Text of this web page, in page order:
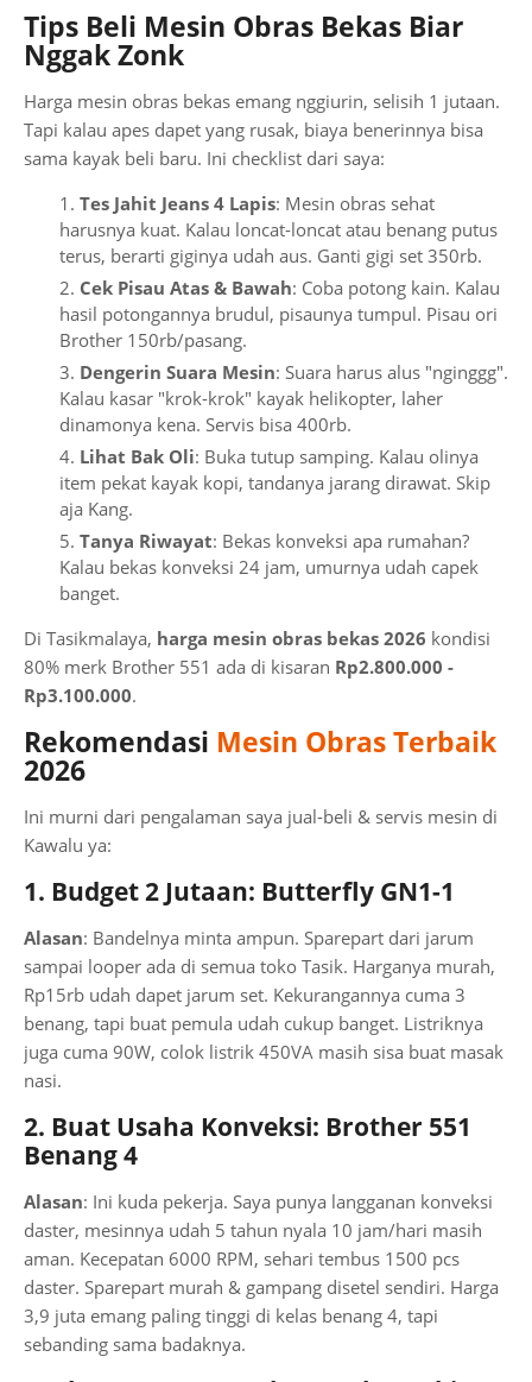
Tips Beli Mesin Obras Bekas Biar
Nggak Zonk
Harga mesin obras bekas emang nggiurin, selisih 1 jutaan.
Tapi kalau apes dapet yang rusak, biaya benerinnya bisa
sama kayak beli baru. Ini checklist dari saya:
Tes Jahit Jeans 4 Lapis: Mesin obras sehat
harusnya kuat. Kalau loncat-loncat atau benang putus
terus, berarti giginya udah aus. Ganti gigi set 350rb.
Cek Pisau Atas & Bawah: Coba potong kain. Kalau
hasil potongannya brudul, pisaunya tumpul. Pisau ori
Brother 150rb/pasang.
Dengerin Suara Mesin: Suara harus alus "nginggg".
Kalau kasar "krok-krok" kayak helikopter, laher
dinamonya kena. Servis bisa 400rb.
Lihat Bak Oli: Buka tutup samping. Kalau olinya
item pekat kayak kopi, tandanya jarang dirawat. Skip
aja Kang.
Tanya Riwayat: Bekas konveksi apa rumahan?
Kalau bekas konveksi 24 jam, umurnya udah capek
banget.
Di Tasikmalaya, harga mesin obras bekas 2026 kondisi
80% merk Brother 551 ada di kisaran Rp2.800.000 -
Rp3.100.000.
Rekomendasi Mesin Obras Terbaik
2026
Ini murni dari pengalaman saya jual-beli & servis mesin di
Kawalu ya:
1. Budget 2 Jutaan: Butterfly GN1-1
Alasan: Bandelnya minta ampun. Sparepart dari jarum
sampai looper ada di semua toko Tasik. Harganya murah,
Rp15rb udah dapet jarum set. Kekurangannya cuma 3
benang, tapi buat pemula udah cukup banget. Listriknya
juga cuma 90W, colok listrik 450VA masih sisa buat masak
nasi.
2. Buat Usaha Konveksi: Brother 551
Benang 4
Alasan: Ini kuda pekerja. Saya punya langganan konveksi
daster, mesinnya udah 5 tahun nyala 10 jam/hari masih
aman. Kecepatan 6000 RPM, sehari tembus 1500 pcs
daster. Sparepart murah & gampang disetel sendiri. Harga
3,9 juta emang paling tinggi di kelas benang 4, tapi
sebanding sama badaknya.